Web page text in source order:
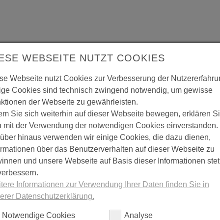
auf die Wiederherstellung des ordnungsgemäßen Zustandes
beeinträchtigt wird. Voraussetzung ist nach Angabe des DMB
muss der Mieter wiederholen, wenn der Vermieter
und Schimmel in der Wohnung die Miete nach
Zwei Monate später minderte der Mieter die Miete erneut.
der Schimmel sei erneut aufgetreten. Das Landgericht
es fehle an der notwendigen Mängelanzeige. Wenn ein Vermieter
gewünschten Erfolg geführt haben, ist der Mieter gehalten,
WEBSEITE NUTZT COOKIES
Webseite nutzt Cookies zur Verbesserung der
Cookies sind technisch zwingend notwendig, um gewisse
der Webseite zu gewährleisten.
Sie sich weiterhin auf dieser Webseite bewegen, erklären
mit der Verwendung der notwendigen Cookies einverstanden.
hinaus verwenden wir einige Cookies, die dazu dienen,
über das Benutzerverhalten auf dieser Webseite zu
und unsere Webseite auf Basis dieser Informationen
Informationen zur Verwendung Ihrer Daten finden Sie in
Datenschutzerklärung.
Notwendige Cookies Analyse